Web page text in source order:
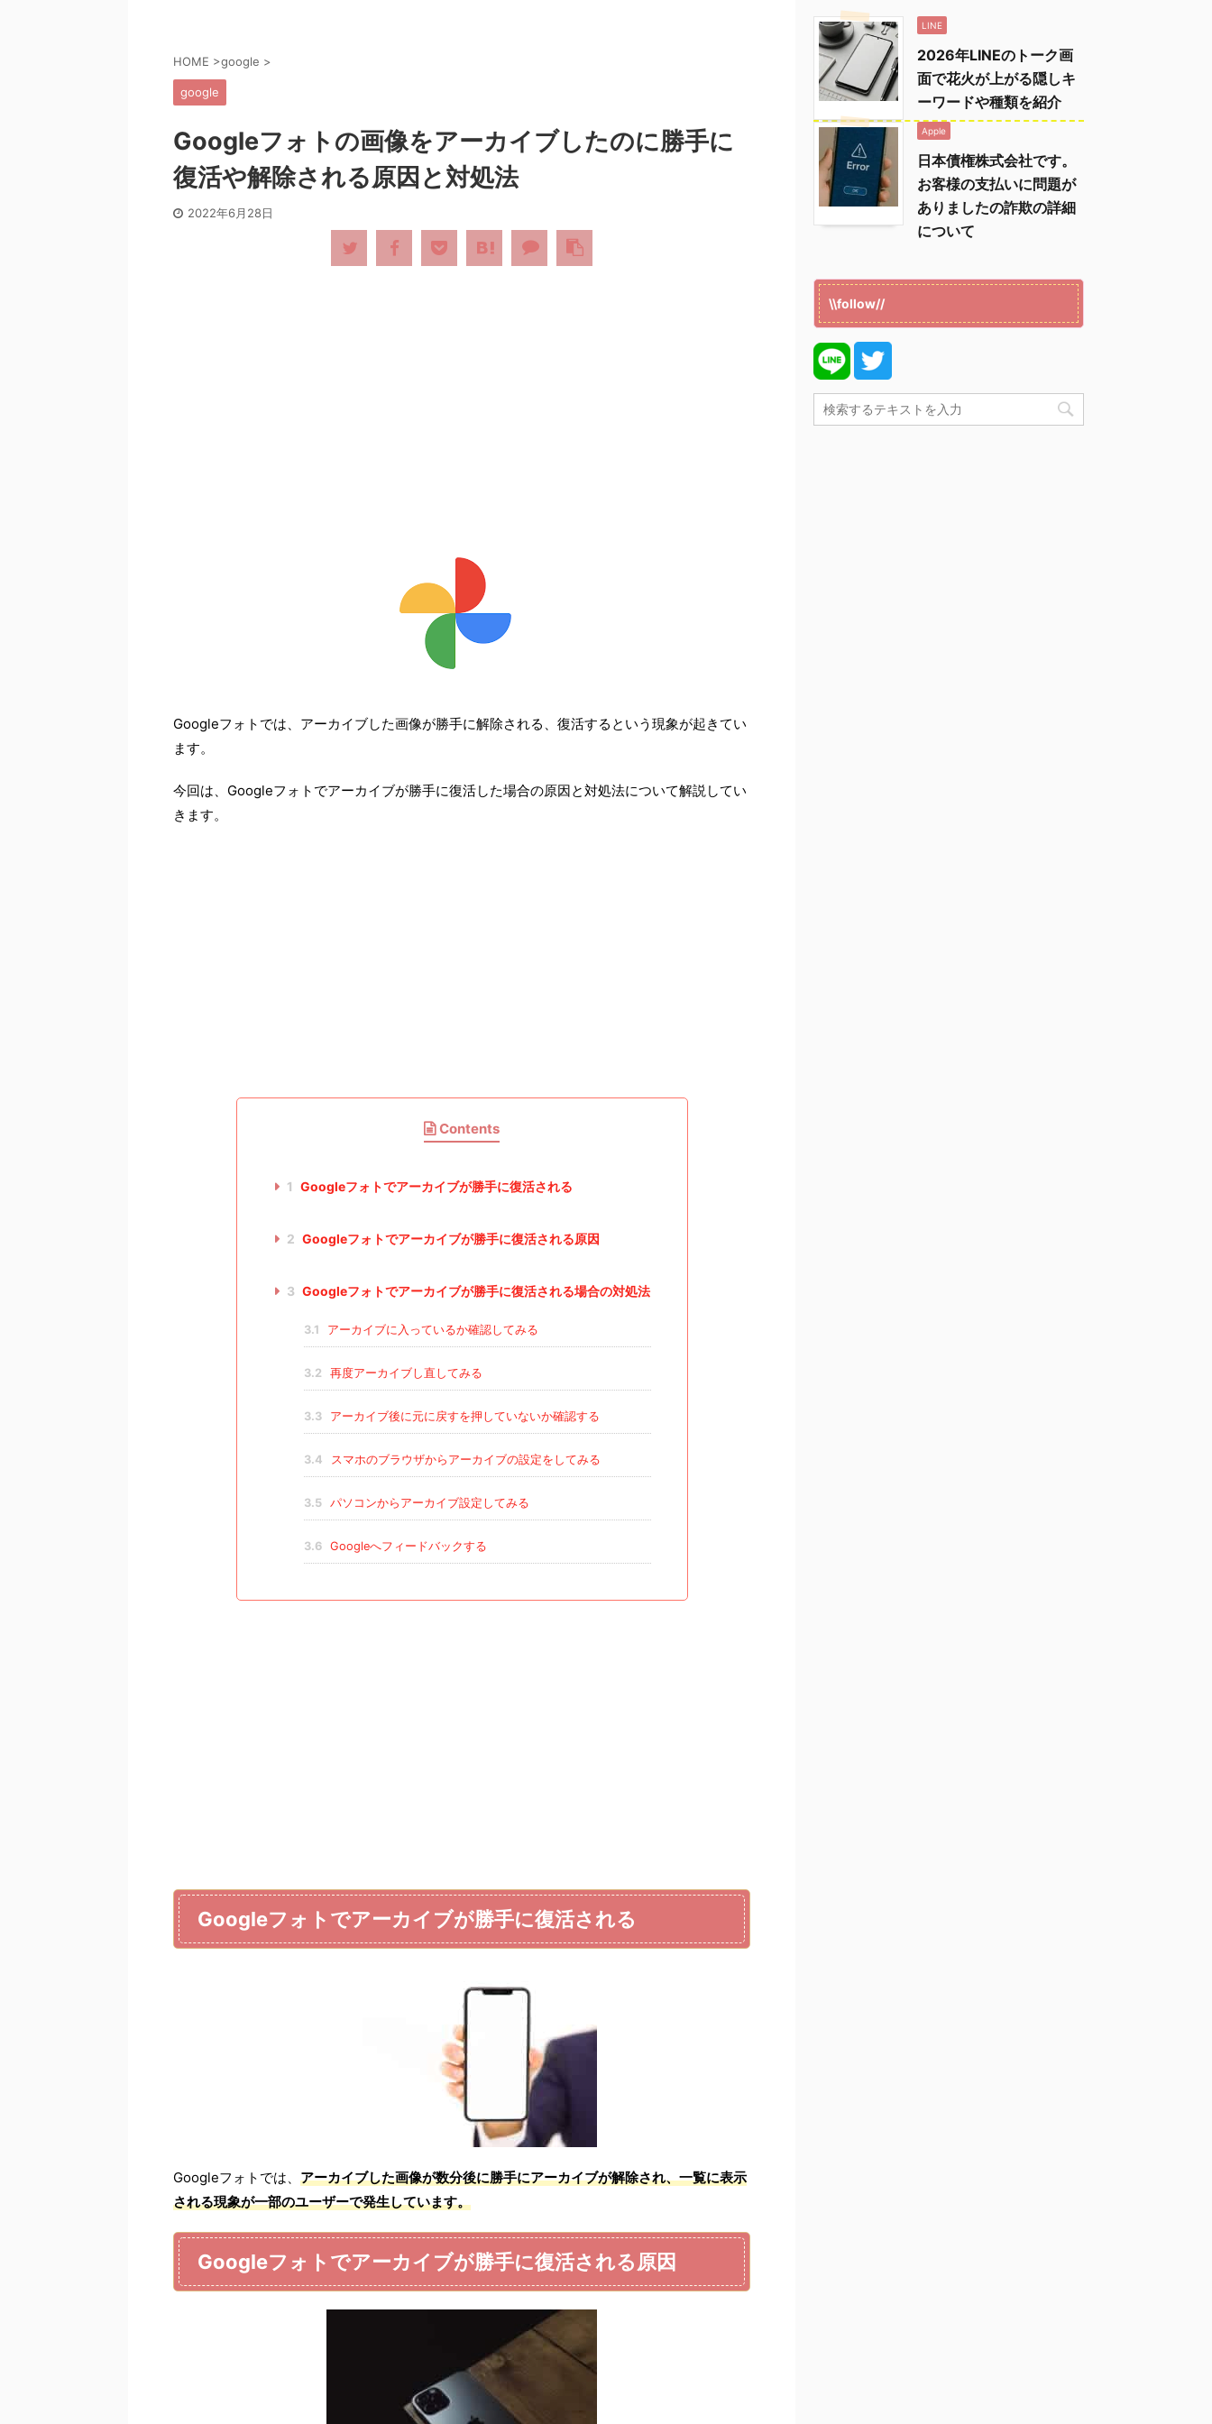
HOME >google >
google
Googleフォトの画像をアーカイブしたのに勝手に
復活や解除される原因と対処法
2022年6月28日
Googleフォトでは、アーカイブした画像が勝手に解除される、復活するという現象が起きてい
ます。
今回は、Googleフォトでアーカイブが勝手に復活した場合の原因と対処法について解説してい
きます。
Contents
1 Googleフォトでアーカイブが勝手に復活される
2 Googleフォトでアーカイブが勝手に復活される原因
3 Googleフォトでアーカイブが勝手に復活される場合の対処法
3.1 アーカイブに入っているか確認してみる
3.2 再度アーカイブし直してみる
3.3 アーカイブ後に元に戻すを押していないか確認する
3.4 スマホのブラウザからアーカイブの設定をしてみる
3.5 パソコンからアーカイブ設定してみる
3.6 Googleへフィードバックする
Googleフォトでアーカイブが勝手に復活される
Googleフォトでは、 アーカイブした画像が数分後に勝手にアーカイブが解除され、一覧に表示
される現象が一部のユーザーで発生しています。
Googleフォトでアーカイブが勝手に復活される原因
LINE
2026年LINEのトーク画
面で花火が上がる隠しキ
ーワードや種類を紹介
Apple
日本債権株式会社です。
お客様の支払いに問題が
ありましたの詐欺の詳細
について
\\follow//